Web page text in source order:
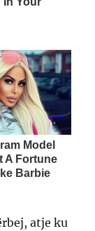
atje ku